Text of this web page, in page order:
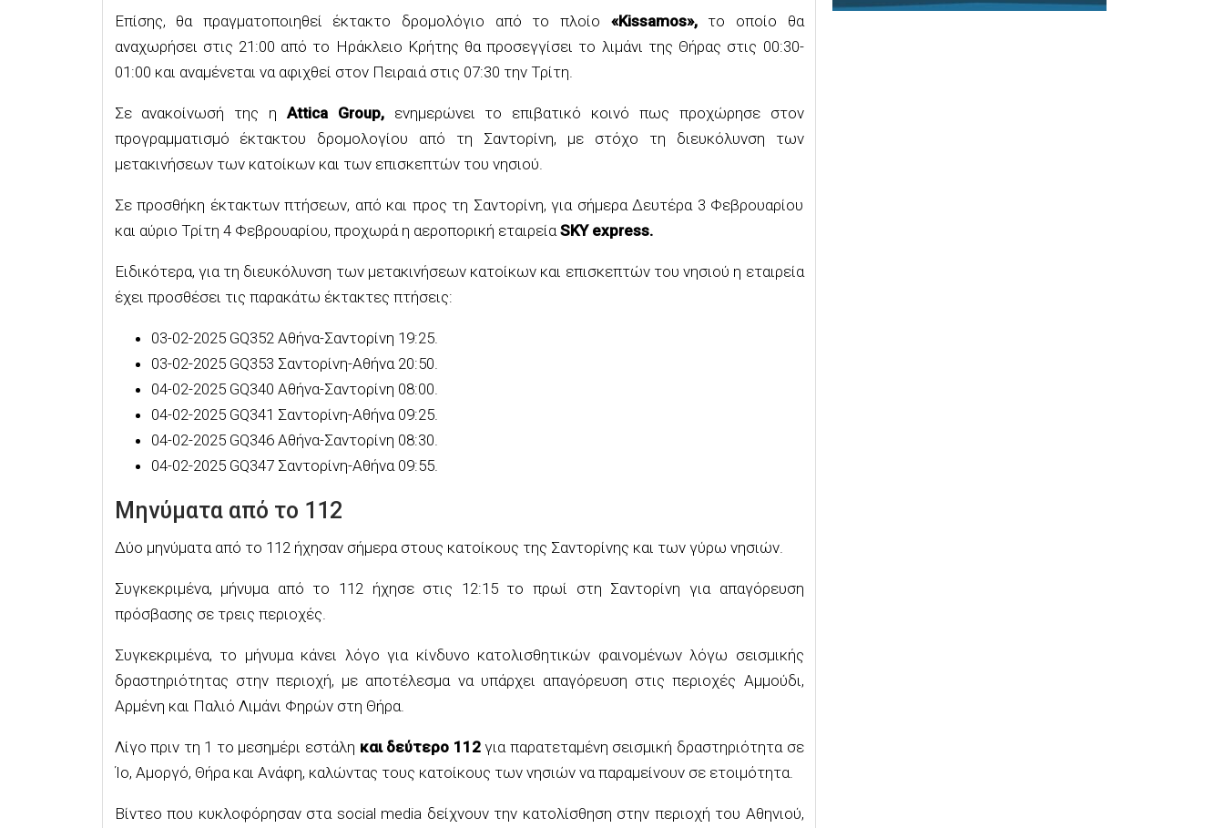
Επίσης, θα πραγματοποιηθεί έκτακτο δρομολόγιο από το πλοίο «Kissamos», το οποίο θα
αναχωρήσει στις 21:00 από το Ηράκλειο Κρήτης θα προσεγγίσει το λιμάνι της Θήρας στις 00:30-
01:00 και αναμένεται να αφιχθεί στον Πειραιά στις 07:30 την Τρίτη.
Σε ανακοίνωσή της η Attica Group, ενημερώνει το επιβατικό κοινό πως προχώρησε στον
προγραμματισμό έκτακτου δρομολογίου από τη Σαντορίνη, με στόχο τη διευκόλυνση των
μετακινήσεων των κατοίκων και των επισκεπτών του νησιού.
Σε προσθήκη έκτακτων πτήσεων, από και προς τη Σαντορίνη, για σήμερα Δευτέρα 3 Φεβρουαρίου
και αύριο Τρίτη 4 Φεβρουαρίου, προχωρά η αεροπορική εταιρείαSKY express.
Ειδικότερα, για τη διευκόλυνση των μετακινήσεων κατοίκων και επισκεπτών του νησιού η εταιρεία
έχει προσθέσει τις παρακάτω έκτακτες πτήσεις:
03-02-2025 GQ352 Αθήνα-Σαντορίνη 19:25.
03-02-2025 GQ353 Σαντορίνη-Αθήνα 20:50.
04-02-2025 GQ340 Αθήνα-Σαντορίνη 08:00.
04-02-2025 GQ341 Σαντορίνη-Αθήνα 09:25.
04-02-2025 GQ346 Αθήνα-Σαντορίνη 08:30.
04-02-2025 GQ347 Σαντορίνη-Αθήνα 09:55.
Μηνύματα από το 112
Δύο μηνύματα από το 112 ήχησαν σήμερα στους κατοίκους της Σαντορίνης και των γύρω νησιών.
Συγκεκριμένα, μήνυμα από το 112 ήχησε στις 12:15 το πρωί στη Σαντορίνη για απαγόρευση
πρόσβασης σε τρεις περιοχές.
Συγκεκριμένα, το μήνυμα κάνει λόγο για κίνδυνο κατολισθητικών φαινομένων λόγω σεισμικής
δραστηριότητας στην περιοχή, με αποτέλεσμα να υπάρχει απαγόρευση στις περιοχές Αμμούδι,
Αρμένη και Παλιό Λιμάνι Φηρών στη Θήρα.
Λίγο πριν τη 1 το μεσημέρι εστάλη και δεύτερο 112για παρατεταμένη σεισμική δραστηριότητα σε
Ίο, Αμοργό, Θήρα και Ανάφη, καλώντας τους κατοίκους των νησιών να παραμείνουν σε ετοιμότητα.
Βίντεο που κυκλοφόρησαν στα social media δείχνουν την κατολίσθηση στην περιοχή του Αθηνιού,